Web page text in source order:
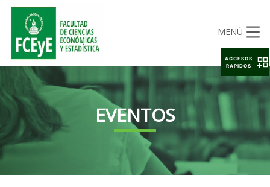
MENÚ
EVENTOS
ACCESOS
RAPIDOS